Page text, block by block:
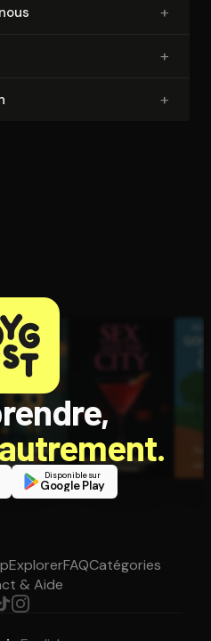
+
+
+
Disponible sur
Google Play
ExplorerFAQCatégories
& Aide